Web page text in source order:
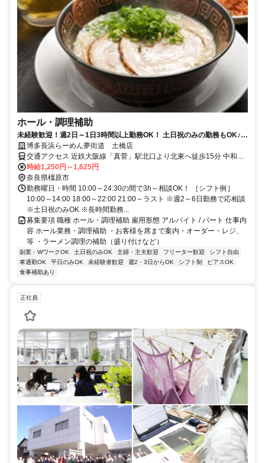
ホール・調理補助
未経験歓迎！週2日～1日3時間以上勤務OK！ 土日祝のみの勤務もOK♪
学業やプライベートと両立も可
博多長浜らーめん夢街道 土橋店
交通アクセス 近鉄大阪線「真菅」駅北口より北東へ徒歩15分 中和幹
線土橋交差点すぐ
時給1,250円～1,625円
奈良県橿原市
勤務曜日・時間 10:00～24:30の間で3h～相談OK！ ［シフト例］
10:00～14:00 18:00～22:00 21:00～ラスト ※週2～6日勤務で応相談
※土日祝のみOK ※長時間勤務...
募集要項 職種 ホール・調理補助 雇用形態 アルバイト / パート 仕事内
容 ホール業務・調理補助 ・お客様を席まで案内・オーダー・レジ、
等 ・ラーメン調理の補助（盛り付けなど）
副業・WワークOK 土日祝のみOK 主婦・主夫歓迎 フリーター歓迎
シフト自由
車通勤OK
平日のみOK 未経験者歓迎 週2・3日からOK シフト制
ピアスOK
食事補助あり
正社員